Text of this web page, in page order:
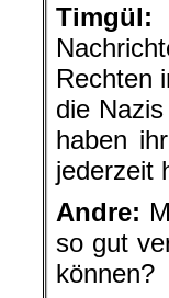
Timgül:
Rechten
die
haben
jederzeit
Andre:
so gut
können?